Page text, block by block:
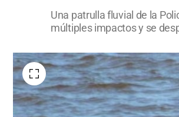
Una patrulla fluvial de la
múltiples impactos y se